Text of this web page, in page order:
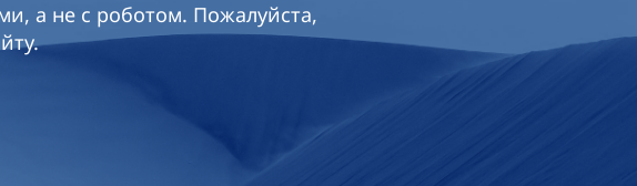
а не с роботом. Пожалуйста,